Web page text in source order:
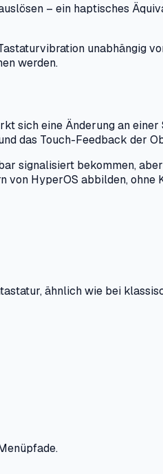
– ein haptisches
unabhängig
werden.
sich eine Änderung an
das Touch-Feedback der
signalisiert bekommen,
HyperOS abbilden,
ähnlich wie bei